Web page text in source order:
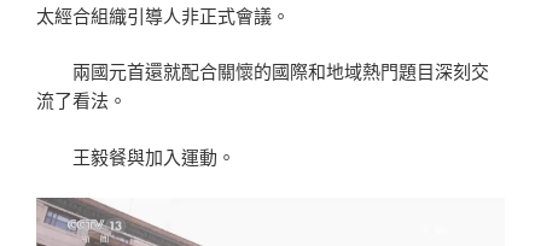
太經合組織引導人非正式會議。
兩國元首還就配合關懷的國際和地域熱門題目深刻交
流了看法。
王毅餐與加入運動。